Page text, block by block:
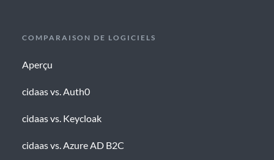
COMPARAISON DE LOGICIELS
Aperçu
cidaas vs. Auth0
cidaas vs. Keycloak
cidaas vs. Azure AD B2C